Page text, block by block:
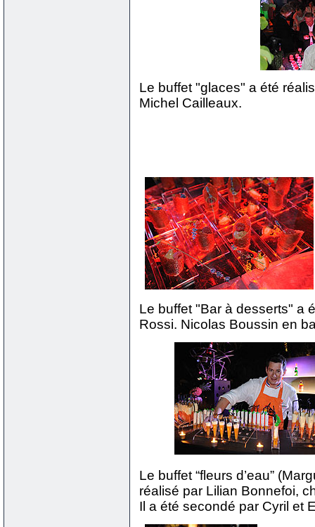
Le buffet "glaces" a été
Michel Cailleaux.
Le buffet "Bar à desserts" a
Rossi. Nicolas Boussin en
Le buffet “fleurs d’eau”
réalisé par Lilian Bonnefoi,
Il a été secondé par Cyril et